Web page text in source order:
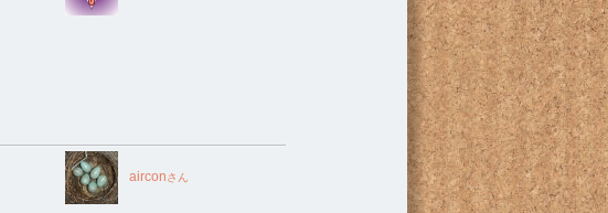
airconさん